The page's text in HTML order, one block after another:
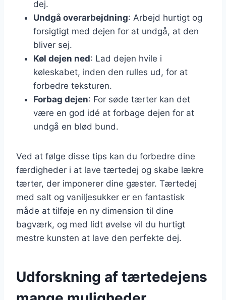
dej.
Undgå overarbejdning: Arbejd hurtigt og
forsigtigt med dejen for at undgå, at den
bliver sej.
Køl dejen ned: Lad dejen hvile i
køleskabet, inden den rulles ud, for at
forbedre teksturen.
Forbag dejen: For søde tærter kan det
være en god idé at forbage dejen for at
undgå en blød bund.
Ved at følge disse tips kan du forbedre dine
færdigheder i at lave tærtedej og skabe lækre
tærter, der imponerer dine gæster. Tærtedej
med salt og vaniljesukker er en fantastisk
måde at tilføje en ny dimension til dine
bagværk, og med lidt øvelse vil du hurtigt
mestre kunsten at lave den perfekte dej.
Udforskning af tærtedejens